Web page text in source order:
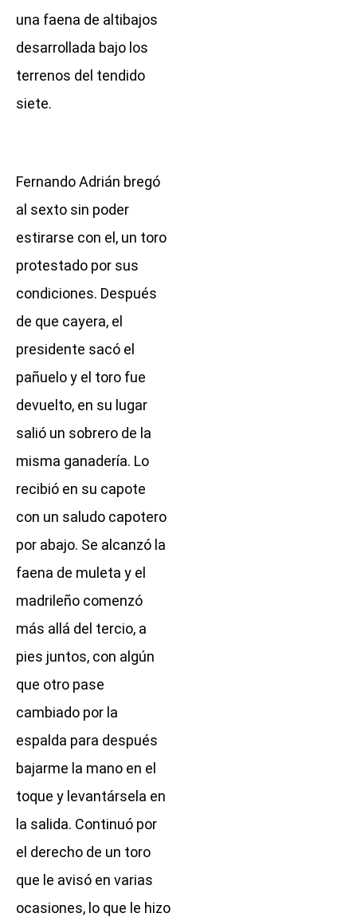
una faena de altibajos
desarrollada bajo los
terrenos del tendido
siete.
Fernando Adrián bregó
al sexto sin poder
estirarse con el, un toro
protestado por sus
condiciones. Después
de que cayera, el
presidente sacó el
pañuelo y el toro fue
devuelto, en su lugar
salió un sobrero de la
misma ganadería. Lo
recibió en su capote
con un saludo capotero
por abajo. Se alcanzó la
faena de muleta y el
madrileño comenzó
más allá del tercio, a
pies juntos, con algún
que otro pase
cambiado por la
espalda para después
bajarme la mano en el
toque y levantársela en
la salida. Continuó por
el derecho de un toro
que le avisó en varias
ocasiones, lo que le hizo